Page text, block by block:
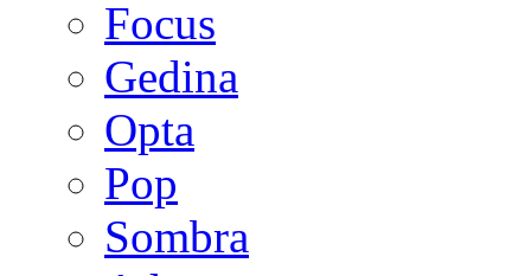
Focus
Gedina
Opta
Pop
Sombra